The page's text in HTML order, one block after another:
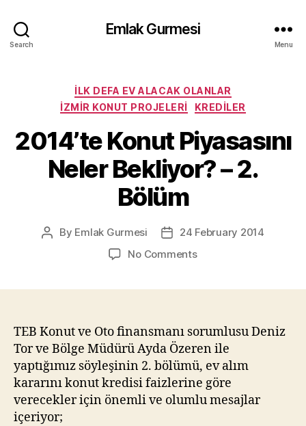
Search
Emlak Gurmesi
Menu
Categories
İLK DEFA EV ALACAK OLANLAR
İZMIR KONUT PROJELERI
KREDILER
2014’te Konut Piyasasını
Neler Bekliyor? – 2.
Bölüm
Post
By Emlak Gurmesi
Post24 February 2014
No Commentson
Bekliyor?
–
2.
Bölüm
TEB Konut ve Oto finansmanı sorumlusu Deniz
Tor ve Bölge Müdürü Ayda Özeren ile
yaptığımız söyleşinin 2. bölümü, ev alım
kararını konut kredisi faizlerine göre
verecekler için önemli ve olumlu mesajlar
içeriyor;